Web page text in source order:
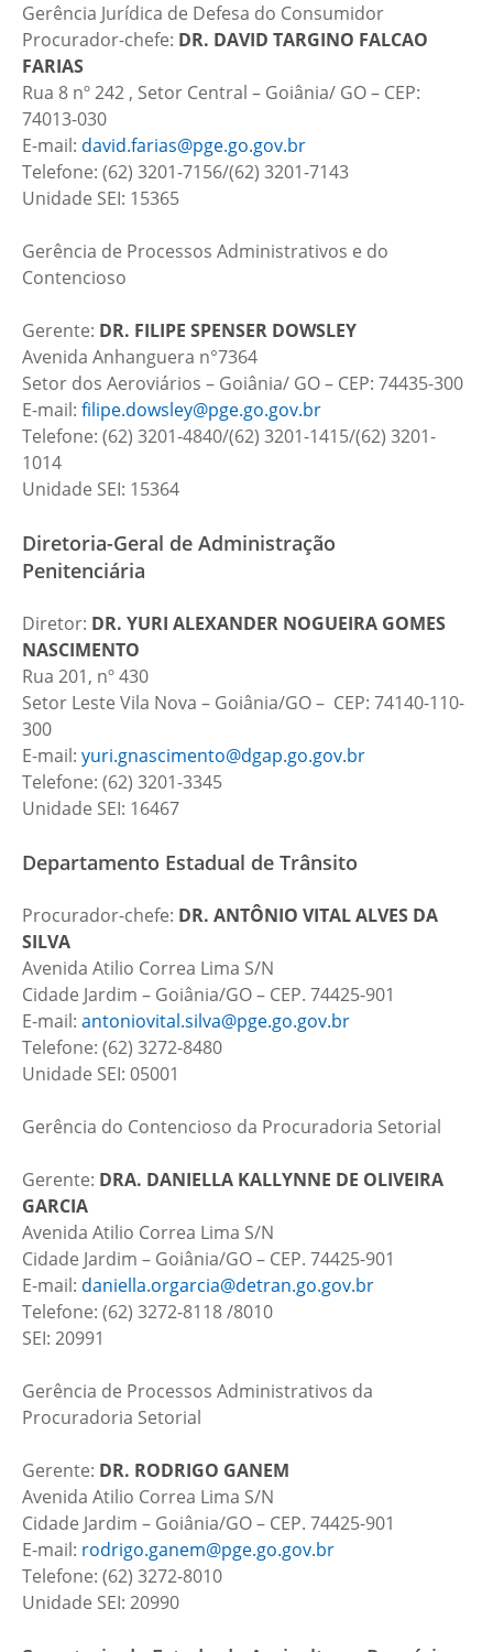
Gerência Jurídica de Defesa do Consumidor
Procurador-chefe: DR. DAVID TARGINO FALCAO
FARIAS
Rua 8 nº 242 , Setor Central – Goiânia/ GO – CEP:
74013-030
E-mail: david.farias@pge.go.gov.br
Telefone: (62) 3201-7156/(62) 3201-7143
Unidade SEI: 15365
Gerência de Processos Administrativos e do
Contencioso
Gerente: DR. FILIPE SPENSER DOWSLEY
Avenida Anhanguera n°7364
Setor dos Aeroviários – Goiânia/ GO – CEP: 74435-300
E-mail: filipe.dowsley@pge.go.gov.br
Telefone: (62) 3201-4840/(62) 3201-1415/(62) 3201-
1014
Unidade SEI: 15364
Diretoria-Geral de Administração
Penitenciária
Diretor: DR. YURI ALEXANDER NOGUEIRA GOMES
NASCIMENTO
Rua 201, nº 430
Setor Leste Vila Nova – Goiânia/GO – CEP: 74140-110-
300
E-mail: yuri.gnascimento@dgap.go.gov.br
Telefone: (62) 3201-3345
Unidade SEI: 16467
Departamento Estadual de Trânsito
Procurador-chefe: DR. ANTÔNIO VITAL ALVES DA
SILVA
Avenida Atilio Correa Lima S/N
Cidade Jardim – Goiânia/GO – CEP. 74425-901
E-mail: antoniovital.silva@pge.go.gov.br
Telefone: (62) 3272-8480
Unidade SEI: 05001
Gerência do Contencioso da Procuradoria Setorial
Gerente: DRA. DANIELLA KALLYNNE DE OLIVEIRA
GARCIA
Avenida Atilio Correa Lima S/N
Cidade Jardim – Goiânia/GO – CEP. 74425-901
E-mail: daniella.orgarcia@detran.go.gov.br
Telefone: (62) 3272-8118 /8010
SEI: 20991
Gerência de Processos Administrativos da
Procuradoria Setorial
Gerente: DR. RODRIGO GANEM
Avenida Atilio Correa Lima S/N
Cidade Jardim – Goiânia/GO – CEP. 74425-901
E-mail: rodrigo.ganem@pge.go.gov.br
Telefone: (62) 3272-8010
Unidade SEI: 20990